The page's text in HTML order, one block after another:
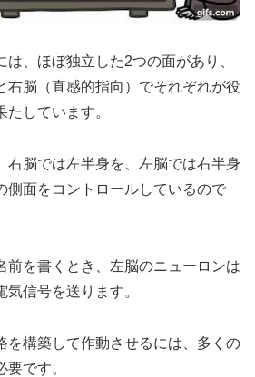
は、ほぼ独立した2つの面があり、
右脳（直感的指向）でそれぞれが役
しています。
右脳では左半身を、左脳では右半身
側面をコントロールしているので
前を書くとき、左脳のニューロンは
信号を送ります。
を構築して作動させるには、多くの
です。